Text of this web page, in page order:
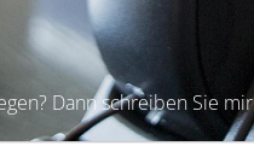
Dann schreiben Sie